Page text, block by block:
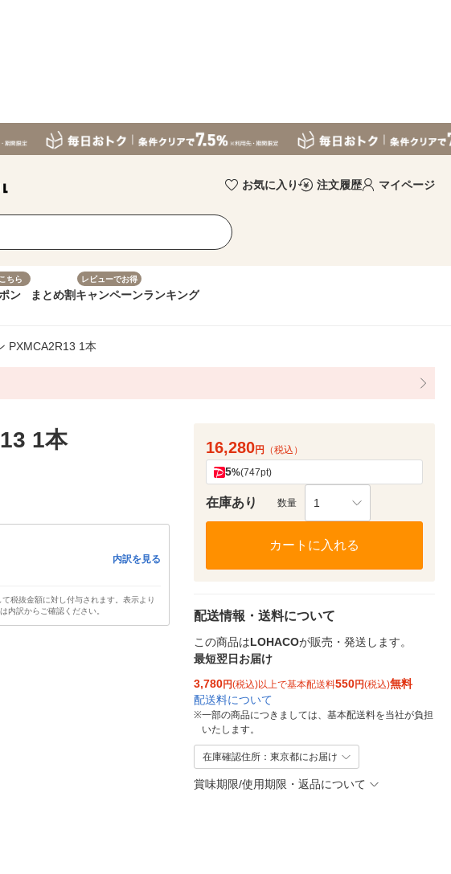
お気に入り 注文履歴 マイページ
ちら
ン まとめ割
レビューでお得
キャンペーンランキング
PXMCA2R13 1本
1本
内訳を見る
税抜金額に対し付与されます。表示より
内訳からご確認ください。
16,280円 （税込）
5%(747pt)
在庫あり 数量 1
カートに入れる
配送情報・送料について
この商品はLOHACOが販売・発送します。
最短翌日お届け
3,780円(税込)以上で基本配送料550円(税込)無料
配送料について
※一部の商品につきましては、基本配送料を当社が負担
いたします。
在庫確認住所：東京都にお届け
賞味期限/使用期限・返品について